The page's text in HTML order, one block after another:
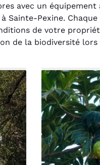
avec un
Sainte-Pexine. Chaque
de votre
de la biodiversité lors
Bonnet
de terrassement
jardin à Var était
L'équipe a
de manière efficace
laissant
jardin impeccable et
pour notre nouveau
d'aménagement
paysager.